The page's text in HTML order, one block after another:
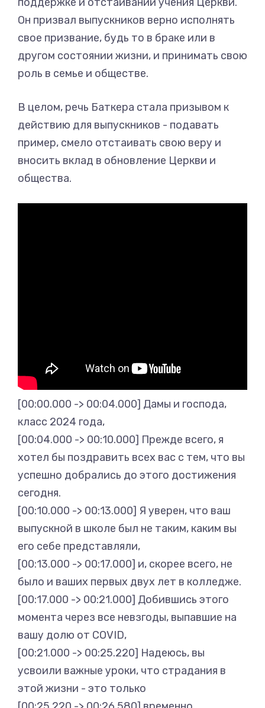
Он призвал выпускников верно исполнять
свое призвание, будь то в браке или в
другом состоянии жизни, и принимать свою
роль в семье и обществе.
В целом, речь Баткера стала призывом к
действию для выпускников - подавать
пример, смело отстаивать свою веру и
вносить вклад в обновление Церкви и
общества.
[00:00.000 -> 00:04.000] Дамы и господа,
класс 2024 года,
[00:04.000 -> 00:10.000] Прежде всего, я
хотел бы поздравить всех вас с тем, что вы
успешно добрались до этого достижения
сегодня.
[00:10.000 -> 00:13.000] Я уверен, что ваш
выпускной в школе был не таким, каким вы
его себе представляли,
[00:13.000 -> 00:17.000] и, скорее всего, не
было и ваших первых двух лет в колледже.
[00:17.000 -> 00:21.000] Добившись этого
момента через все невзгоды, выпавшие на
вашу долю от COVID,
[00:21.000 -> 00:25.220] Надеюсь, вы
усвоили важные уроки, что страдания в
этой жизни - это только